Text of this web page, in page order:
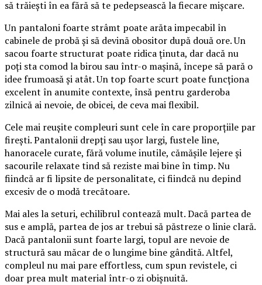
să trăiești în ea fără să te pedepsească la fiecare mișcare.
Un pantaloni foarte strâmt poate arăta impecabil în
cabinele de probă și să devină obositor după două ore. Un
sacou foarte structurat poate ridica ținuta, dar dacă nu
poți sta comod la birou sau într-o mașină, începe să pară o
idee frumoasă și atât. Un top foarte scurt poate funcționa
excelent în anumite contexte, însă pentru garderoba
zilnică ai nevoie, de obicei, de ceva mai flexibil.
Cele mai reușite compleuri sunt cele în care proporțiile par
firești. Pantalonii drepți sau ușor largi, fustele line,
hanoracele curate, fără volume inutile, cămășile lejere și
sacourile relaxate tind să reziste mai bine în timp. Nu
fiindcă ar fi lipsite de personalitate, ci fiindcă nu depind
excesiv de o modă trecătoare.
Mai ales la seturi, echilibrul contează mult. Dacă partea de
sus e amplă, partea de jos ar trebui să păstreze o linie clară.
Dacă pantalonii sunt foarte largi, topul are nevoie de
structură sau măcar de o lungime bine gândită. Altfel,
compleul nu mai pare effortless, cum spun revistele, ci
doar prea mult material într-o zi obișnuită.